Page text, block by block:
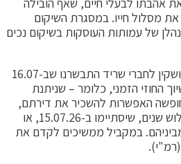
מסלול חייו. במסגרת השיקום
של עמותות העוסקות בשיקום נכים
» 16.07 – במכתב של ניר רושקין לחברי שריד התבשרנו שב-16.07
החוזי הזמני, כלומר – שניתנת
האפשרות להשכיר את דירתם,
בשלב זה עד לתקופה של שלוש שנים, שיסתיימו ב-15.07.26, או
במקביל ממשיכים לקדם את